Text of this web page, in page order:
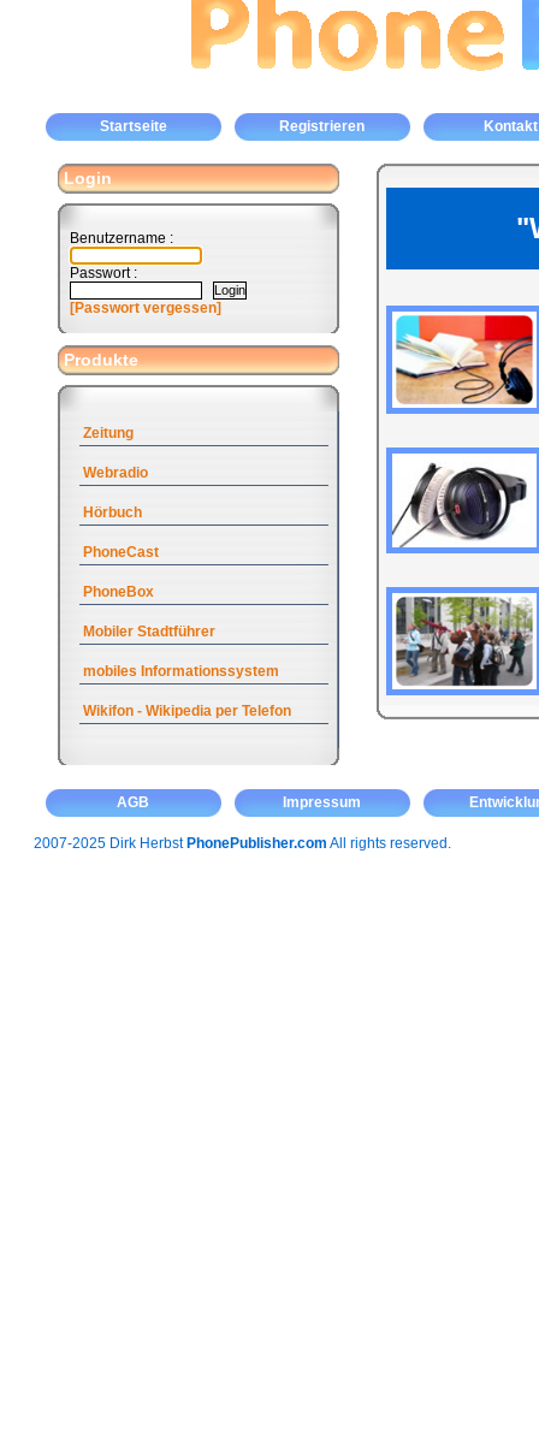
Startseite Registrieren Kontakt
Login
Benutzername :
Passwort :
[Passwort vergessen]
Produkte
Zeitung
Webradio
Hörbuch
PhoneCast
PhoneBox
Mobiler Stadtführer
mobiles Informationssystem
Wikifon - Wikipedia per Telefon
AGB Impressum
2007-2025 Dirk Herbst PhonePublisher.com All rights reserved.